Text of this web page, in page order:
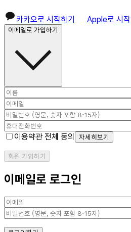
카카오로 시작하기 Apple로 시작
이메일로 가입하기
이용약관 전체 동의 자세히보기
회원 가입하기
이메일로 로그인